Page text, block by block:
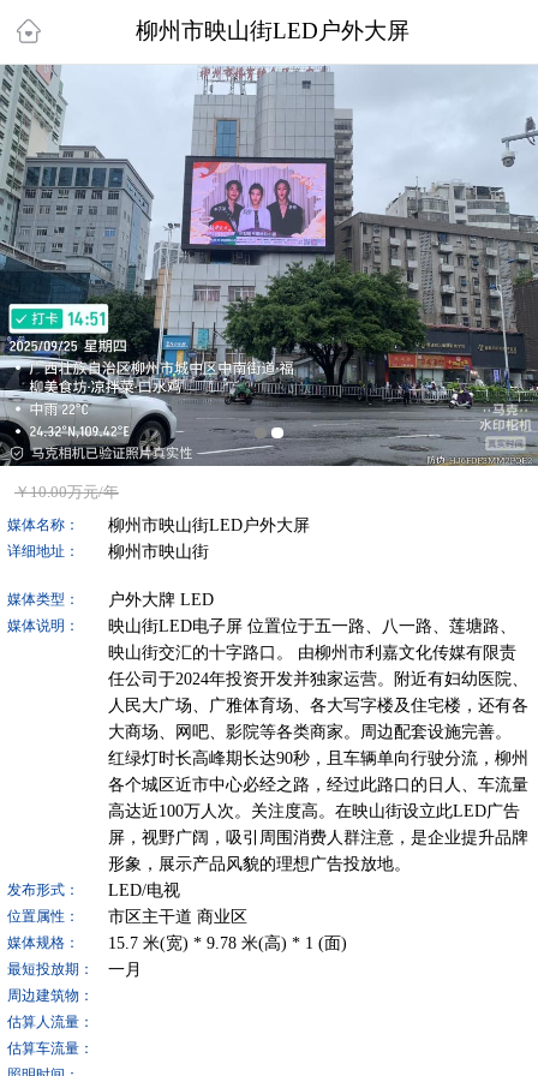
柳州市映山街LED户外大屏
￥10.00万元/年
媒体名称： 柳州市映山街LED户外大屏
详细地址： 柳州市映山街
媒体类型： 户外大牌 LED
媒体说明：
映山街LED电子屏 位置位于五一路、八一路、莲塘路、
映山街交汇的十字路口。 由柳州市利嘉文化传媒有限责
任公司于2024年投资开发并独家运营。附近有妇幼医院、
人民大广场、广雅体育场、各大写字楼及住宅楼，还有各
大商场、网吧、影院等各类商家。周边配套设施完善。
红绿灯时长高峰期长达90秒，且车辆单向行驶分流，柳州
各个城区近市中心必经之路，经过此路口的日人、车流量
高达近100万人次。关注度高。在映山街设立此LED广告
屏，视野广阔，吸引周围消费人群注意，是企业提升品牌
形象，展示产品风貌的理想广告投放地。
发布形式： LED/电视
位置属性： 市区主干道 商业区
媒体规格： 15.7米(宽) * 9.78米(高) * 1 (面)
最短投放期： 一月
周边建筑物：
估算人流量：
估算车流量：